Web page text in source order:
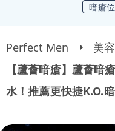
暗瘡
Perfect Men 美
【蘆薈暗瘡】蘆薈暗
水！推薦更快捷K.O.